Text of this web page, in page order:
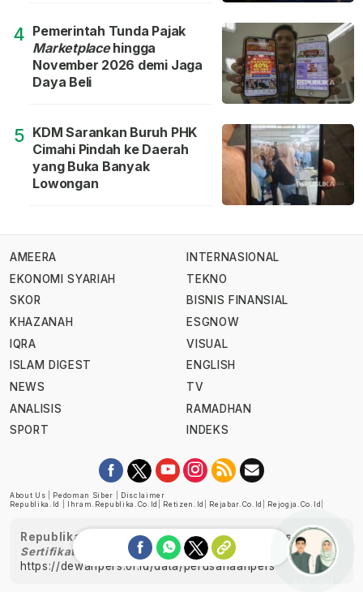
4 Pemerintah Tunda Pajak
Marketplacehingga
November 2026 demi Jaga
Daya Beli
5 KDM Sarankan Buruh PHK
Cimahi Pindah ke Daerah
yang Buka Banyak
Lowongan
AMEERA
EKONOMI SYARIAH
SKOR
KHAZANAH
IQRA
ISLAM DIGEST
NEWS
ANALISIS
SPORT
INTERNASIONAL
TEKNO
BISNIS FINANSIAL
ESGNOW
VISUAL
ENGLISH
TV
RAMADHAN
INDEKS
About Us Pedoman Siber
Disclaimer
Republika.id
Ihram.republika.co.id Retizen.id Rejabar.co.id Rejogja.co.id
Republika telah diverifikasi oleh Dewan Pers
Sertifikat Nomor 1058/DP-Verifikasi/K/XII/2022
https://dewanpers.or.id/data/perusahaanpers